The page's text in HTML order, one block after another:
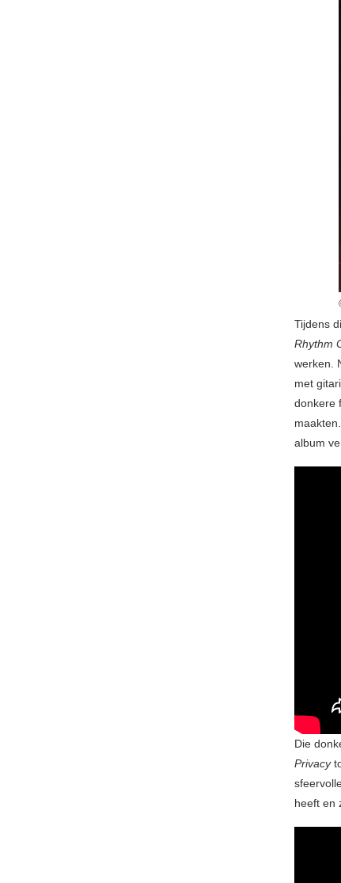
Tijdens
Rhythm
werken.
met
donkere
album
Die
Privacy
heeft en